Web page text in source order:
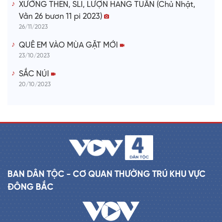
XƯỚNG THEN, SLI, LƯỢN HANG TUẦN (Chủ Nhật,
Vằn 26 bươn 11 pi 2023)
26/11/2023
QUÊ EM VÀO MÙA GẶT MỚI
23/10/2023
SẮC NÚI
20/10/2023
BAN DÂN TỘC - CƠ QUAN THƯỜNG TRÚ KHU VỰC
ĐÔNG BẮC